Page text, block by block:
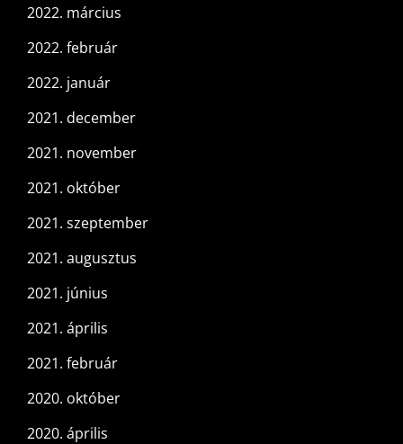
2022. március
2022. február
2022. január
2021. december
2021. november
2021. október
2021. szeptember
2021. augusztus
2021. június
2021. április
2021. február
2020. október
2020. április